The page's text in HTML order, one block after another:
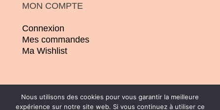
MON COMPTE
Connexion
Mes commandes
Ma Wishlist
Nous utilisons des cookies pour vous garantir la meilleure
expérience sur notre site web. Si vous continuez à utiliser ce